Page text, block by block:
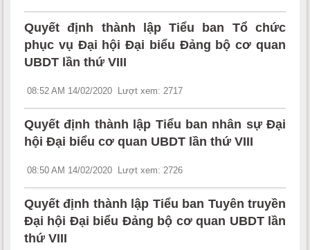
Quyết định thành lập Tiểu ban Tổ chức
phục vụ Đại hội Đại biểu Đảng bộ cơ quan
UBDT lần thứ VIII
08:52 AM 14/02/2020 Lượt xem: 2717
Quyết định thành lập Tiểu ban nhân sự Đại
hội Đại biểu cơ quan UBDT lần thứ VIII
08:50 AM 14/02/2020 Lượt xem: 2726
Quyết định thành lập Tiểu ban Tuyên truyền
Đại hội Đại biểu Đảng bộ cơ quan UBDT lần
thứ VIII